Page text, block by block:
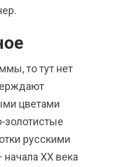
то тут нет
цветами
золотистые
русскими
ХХ века